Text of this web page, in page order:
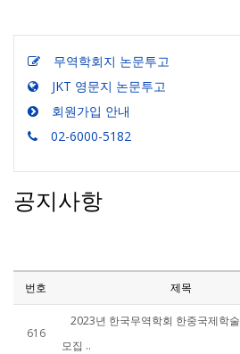
무역학회지 논문투고
JKT 영문지 논문투고
회원가입 안내
02-6000-5182
공지사항
번호 제목
616
2023년 한국무역학회 한중국제학
모집 ..